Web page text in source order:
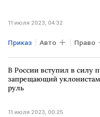
11 июля 2023, 04:32
Приказ Авто Право
Транспорт Бизнес
водители
В России вступил в силу
запрещающий уклонистам
руль
11 июля 2023, 00:25